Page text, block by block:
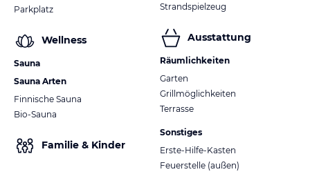
Parkplatz
Wellness
Sauna
Sauna Arten
Finnische Sauna
Bio-Sauna
Familie & Kinder
Strandspielzeug
Ausstattung
Räumlichkeiten
Garten
Grillmöglichkeiten
Terrasse
Sonstiges
Erste-Hilfe-Kasten
Feuerstelle (außen)